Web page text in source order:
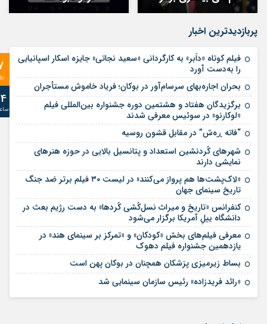
پربازدیدترین اخبار
فیلم کوتاه «داُبر» به کارگردانی «سعید نجاتی» جایزه اسکار اسپانیایی
را به‌دست آورد
بحران اجاره‌بهای سرسام‌آور در بوکان؛ فریاد خاموش مستأجران
برگزیدگان هفتاد و هشتمین دوره جشنواره بین‌المللی فیلم
«لوکارنو» در سوئیس معرفی شدند
“فاتە ڕەش” در مقابل قشون روسیه
شهرهای کُردنشين استعداد و پتانسيل بالايی در حوزه هنرهای
نمايشی دارند
«لاك‌‌پشت‌‌ها هم پرواز مي‌كنند» در لیست ۳۰ فیلم برتر ضد جنگ
تاریخ سینمای جهان
کنفرانس «تاریخ و میراث نسل‌کُشی کُردها» به دست رژیم بعث در
دانشگاه ییلِ آمریکا برگزار می‌شود
معرفی فیلم‌های بخش «کودکان» و «تمرکز بر سینمای هند» در
یازدهمین جشنواره فیلم دهوک
بساط زیرمیزی پزشکان همچنان در بوکان پهن است️
«رائد فریدزاده» رئیس سازمان سینمایی شد